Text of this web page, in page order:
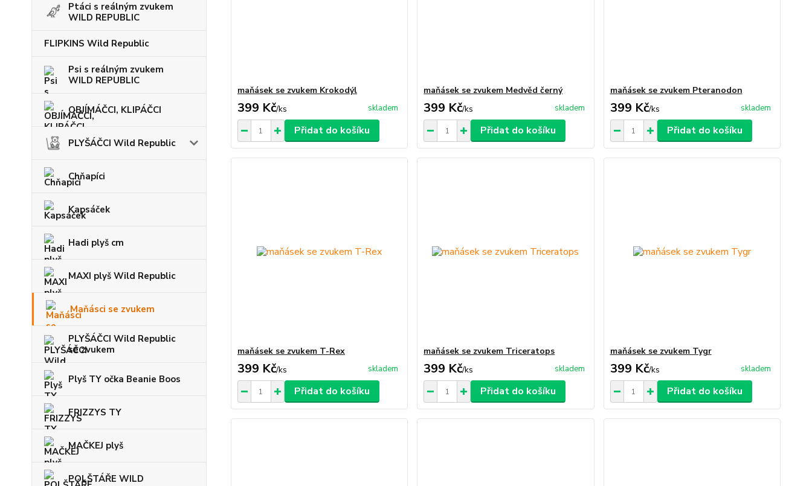
Ptáci s reálným zvukem
WILD REPUBLIC
FLIPKINS Wild Republic
Psi s reálným zvukem
WILD REPUBLIC
OBJÍMÁČCI, KLIPÁČCI
PLYŠÁČCI Wild Republic
Chňapíci
Kapsáček
Hadi plyš cm
MAXI plyš Wild Republic
Maňásci se zvukem
PLYŠÁČCI Wild Republic
se zvukem
Plyš TY očka Beanie Boos
FRIZZYS TY
MAČKEJ plyš
POLŠTÁŘE WILD
maňásek se zvukem Krokodýl
399 Kč/ks skladem
Přidat do košíku
maňásek se zvukem Medvěd černý
399 Kč/ks skladem
Přidat do košíku
maňásek se zvukem Pteranodon
399 Kč/ks skladem
Přidat do košíku
maňásek se zvukem T-Rex
399 Kč/ks skladem
Přidat do košíku
maňásek se zvukem Triceratops
399 Kč/ks skladem
Přidat do košíku
maňásek se zvukem Tygr
399 Kč/ks skladem
Přidat do košíku